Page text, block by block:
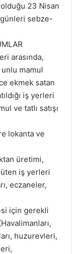
olduğu 23 Nisan
sebze-
arasında,
unlu mamul
ekmek satan
iş yerleri
ve tatlı satışı
lokanta ve
üretimi,
iş yerleri
eczaneler,
için gerekli
huzurevleri,